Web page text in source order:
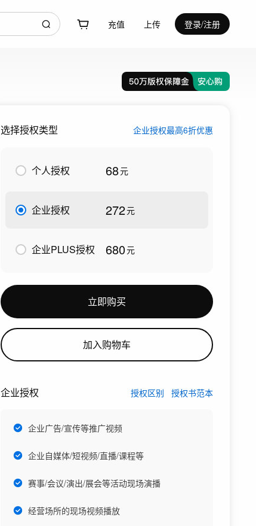
充值 上传 登录/注册
选择授权类型 企业授权最高6折优惠
个人授权 68元
企业授权 272元
企业PLUS授权 680元
立即购买
加入购物车
企业授权 授权区别 授权书范本
企业广告/宣传等推广视频
企业自媒体/短视频/直播/课程等
赛事/会议/演出/展会等活动现场演播
经营场所的现场视频播放